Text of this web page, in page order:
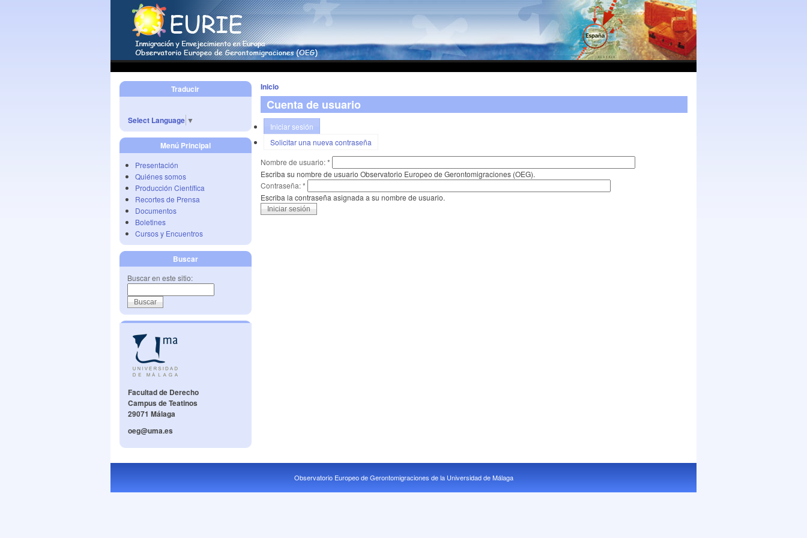
Traducir
Select Language ▼
Menú Principal
Presentación
Quiénes somos
Producción Científica
Recortes de Prensa
Documentos
Boletines
Cursos y Encuentros
Buscar
Buscar en este sitio:
Facultad de Derecho
Campus de Teatinos
29071 Málaga
oeg@uma.es
Inicio
Cuenta de usuario
Iniciar sesión
Solicitar una nueva contraseña
Nombre de usuario:*
Escriba su nombre de usuario Observatorio Europeo de Gerontomigraciones (OEG).
Contraseña:*
Escriba la contraseña asignada a su nombre de usuario.
Observatorio Europeo de Gerontomigraciones de la Universidad de Málaga